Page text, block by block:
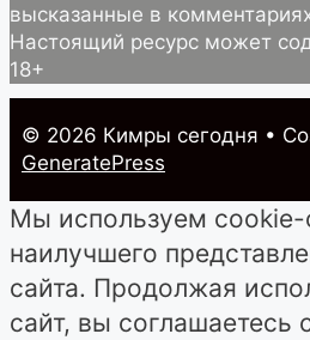
высказанные в
Настоящий ресурс может
18+
© 2026 Кимры cегодня •
GeneratePress
Мы используем
наилучшего
сайта. Продолжая
сайт, вы соглашаетесь